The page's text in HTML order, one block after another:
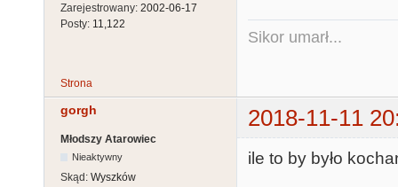
Zarejestrowany: 2002-06-17
Posty: 11,122
Sikor umarł...
Strona
gorgh 2018-11-11
Młodszy Atarowiec
Nieaktywny
Skąd: Wyszków
ile to by było